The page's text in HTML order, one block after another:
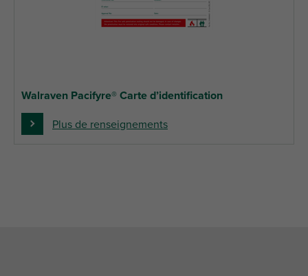
Walraven Pacifyre® Carte d’identification
Plus de renseignements